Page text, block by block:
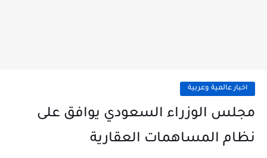
اخبار عالمية وعربية
مجلس الوزراء السعودي يوافق على
نظام المساهمات العقارية